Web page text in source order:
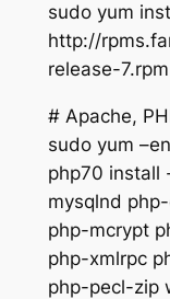
sudo yum
http://
release-7.rpm
# Apache,
sudo yum
php70 install
mysqlnd
php-mcrypt
php-xmlrpc
php-pecl-zip